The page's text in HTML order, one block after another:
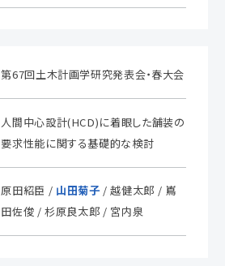
第67回土木計画学研究発表会・春大会
人間中心設計(HCD)に着眼した舗装の
要求性能に関する基礎的な検討
原田紹臣 / 山田菊子 / 越健太郎 / 嶌
田佐俊 / 杉原良太郎 / 宮内泉